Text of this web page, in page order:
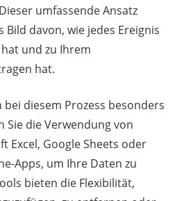
umfassende Ansatz
davon, wie jedes Ereignis
und zu Ihrem
hat.
diesem Prozess besonders
Sie die Verwendung von
Excel, Google Sheets oder
Apps, um Ihre Daten zu
bieten die Flexibilität,